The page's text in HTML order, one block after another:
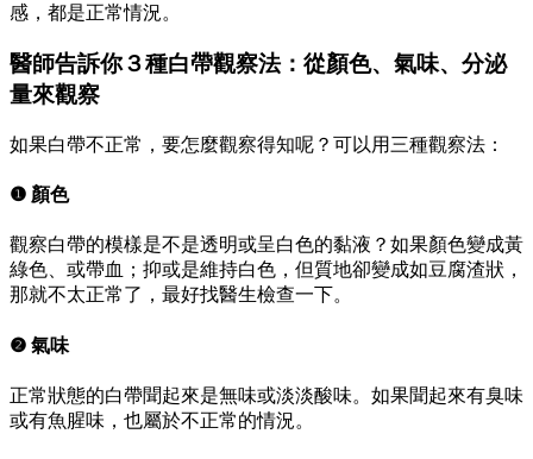
感，都是正常情況。
醫師告訴你３種白帶觀察法：從顏色、氣味、分泌
量來觀察
如果白帶不正常，要怎麼觀察得知呢？可以用三種觀察法：
❶ 顏色
觀察白帶的模樣是不是透明或呈白色的黏液？如果顏色變成黃
綠色、或帶血；抑或是維持白色，但質地卻變成如豆腐渣狀，
那就不太正常了，最好找醫生檢查一下。
❷ 氣味
正常狀態的白帶聞起來是無味或淡淡酸味。如果聞起來有臭味
或有魚腥味，也屬於不正常的情況。